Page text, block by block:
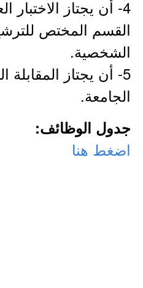
4- أن يجتاز
القسم المختص
الشخصية.
5- أن يجتاز
الجامعة.
جدول الوظائف:
اضغط هنا